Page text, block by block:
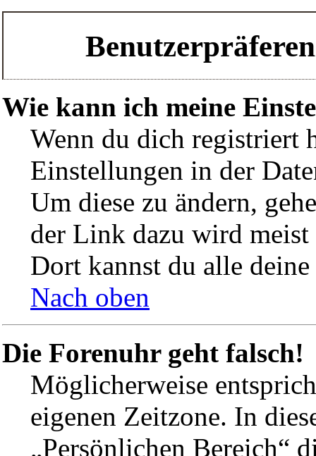
Wie kann ich meine
Wenn du dich registriert
Einstellungen in der
Um diese zu ändern,
der Link dazu wird meist
Dort kannst du alle
Nach oben
Die Forenuhr geht falsch!
Möglicherweise
eigenen Zeitzone. In
„Persönlichen Bereich“